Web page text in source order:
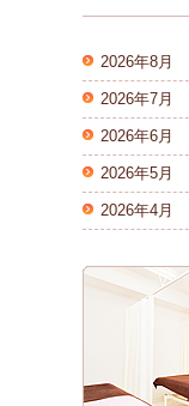
2026年8月
2026年7月
2026年6月
2026年5月
2026年4月